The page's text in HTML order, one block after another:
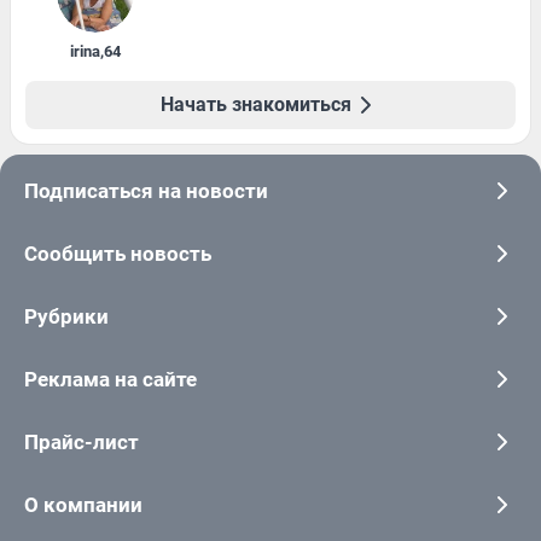
irina,64
Начать знакомиться
Подписаться на новости
Сообщить новость
Рубрики
Реклама на сайте
Прайс-лист
О компании